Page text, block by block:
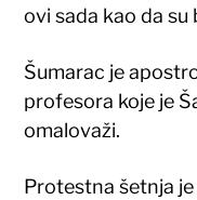
ovi sada kao da su
Šumarac je
profesora koje je
omalovaži.
Protestna šetnja